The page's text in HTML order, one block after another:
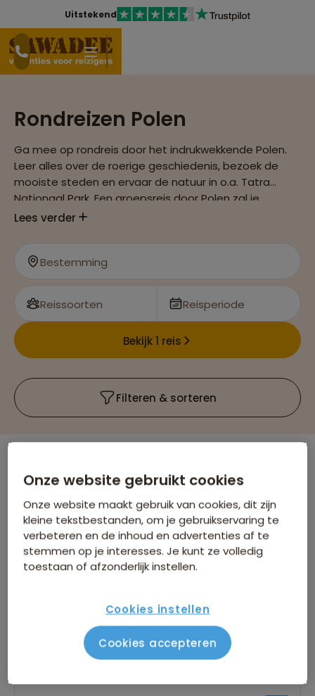
Uitstekend
Rondreizen Polen
Ga mee op rondreis door het indrukwekkende Polen.
Leer alles over de roerige geschiedenis, bezoek de
mooiste steden en ervaar de natuur in o.a. Tatra
Nationaal Park. Een groepsreis door Polen zal je
positief verassen!
Lees verder
Bestemming
Reissoorten Reisperiode
Bekijk 1 reis
Filteren & sorteren
Er is1reis die voldoet aan jouw wensen
Verwijder alle filters
Treinreizen
Groepsrondreis Centraal-Europa met
Onze website gebruikt cookies
Onze website maakt gebruik van cookies, dit zijn
kleine tekstbestanden, om je gebruikservaring te
verbeteren en de inhoud en advertenties af te
stemmen op je interesses. Je kunt ze volledig
toestaan of afzonderlijk instellen.
Cookies instellen
Cookies accepteren